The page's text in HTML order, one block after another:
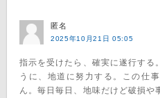
匿名
2025年10月21日 05:05
指示を受けたら、確実に遂行する
うに、地道に努力する。この仕
ん。毎日毎日、地味だけど破損や